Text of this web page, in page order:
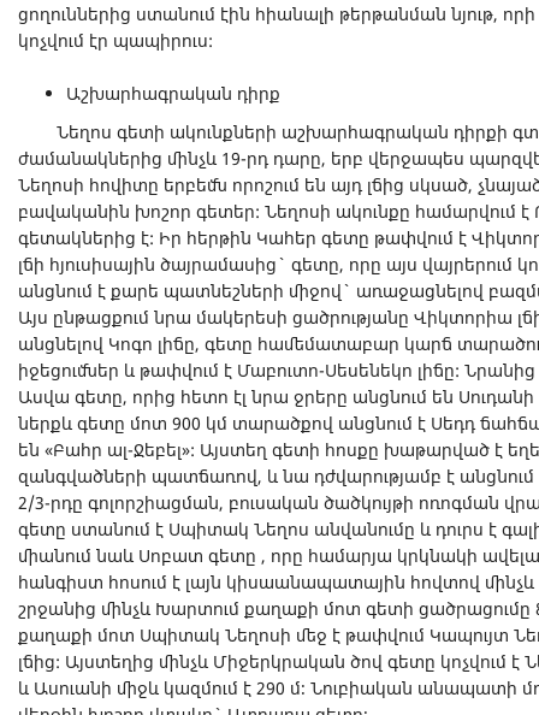
ցողուններից ստանում էին հիանալի թերթանման նյութ,
կոչվում էր պապիրուս:
Աշխարհագրական դիրք
Նեղոս գետի ակունքների աշխարհագրական դիրքի
ժամանակներից մինչև 19-րդ դարը, երբ վերջապես
Նեղոսի հովիտը երբեմն որոշում են այդ լճից սկսած,
բավականին խոշոր գետեր: Նեղոսի ակունքը համարվում
գետակներից է: Իր հերթին Կահեր գետը թափվում է
լճի հյուսիսային ծայրամասից` գետը, որը այս վայրերում
անցնում է քարե պատնեշների միջով` առաջացնելով
Այս ընթացքում նրա մակերեսի ցածրությանը Վիկտորիա
անցնելով Կոգո լիճը, գետը համեմատաբար կարճ
իջեցումներ և թափվում է Մաբուտո-Սեսենեկո լիճը: Նրանից
Ասվա գետը, որից հետո էլ նրա ջրերը անցնում են
ներքև գետը մոտ 900 կմ տարածքով անցնում է Սեդդ
են «Բահր ալ-Ջեբել»: Այստեղ գետի հոսքը խաթարված է
զանգվածների պատճառով, և նա դժվարությամբ է անցնում
2/3-րդը գոլորշիացման, բուսական ծածկույթի ոռոգման
գետը ստանում է Սպիտակ Նեղոս անվանումը և դուրս է
միանում նաև Սոբատ գետը , որը համարյա կրկնակի
հանգիստ հոսում է լայն կիսաանապատային հովտով
շրջանից մինչև Խարտում քաղաքի մոտ գետի ցածրացումը
քաղաքի մոտ Սպիտակ Նեղոսի մեջ է թափվում Կապույտ
լճից: Այստեղից մինչև Միջերկրական ծով գետը կոչվում
և Ասուանի միջև կազմում է 290 մ։ Նուբիական անապատի